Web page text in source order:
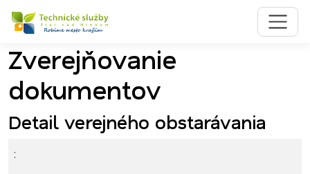
Preskočiť na obsah
Preskočiť na hlavné menu
Zverejňovanie
dokumentov
Detail verejného obstarávania
: